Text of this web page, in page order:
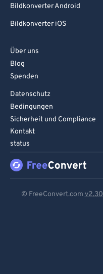
Bildkonverter Android
Bildkonverter iOS
Über uns
Blog
Spenden
Datenschutz
Bedingungen
Sicherheit und Compliance
Kontakt
status
© FreeConvert.com v2.30